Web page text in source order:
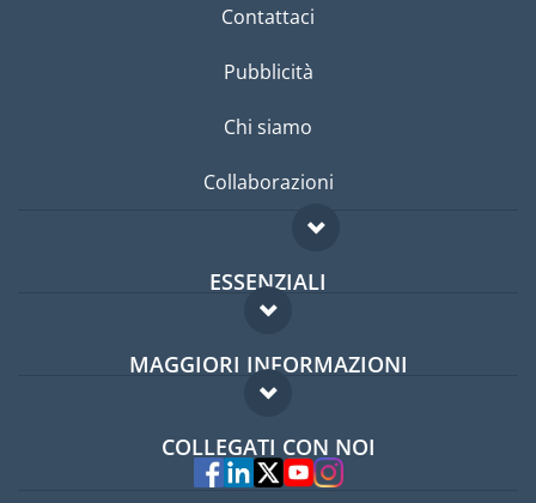
Contattaci
Pubblicità
Chi siamo
Collaborazioni
ESSENZIALI
Forum per expat
Guida per expat
MAGGIORI INFORMAZIONI
Domande frequenti
Esperti
COLLEGATI CON NOI